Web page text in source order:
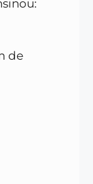
de